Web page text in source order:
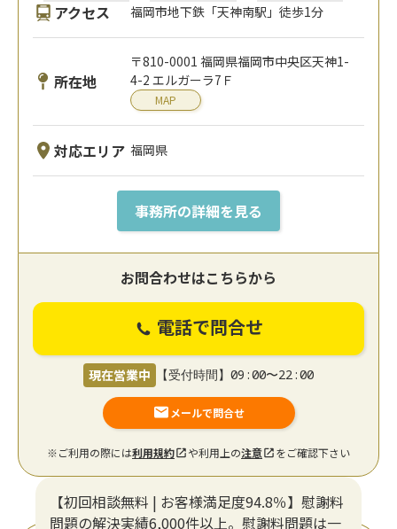
アクセス 福岡市地下鉄「天神南駅」徒歩1分
所在地
〒810-0001 福岡県福岡市中央区天神1-
4-2 エルガーラ7Ｆ
MAP
対応エリア 福岡県
事務所の詳細を見る
お問合わせはこちらから
電話で問合せ
現在営業中 【受付時間】09:00〜22:00
メールで問合せ
※ご利用の際には利用規約 や利用上の注意 をご確認下さい
【初回相談無料 | お客様満足度94.8％】慰謝料
問題の解決実績6,000件以上。慰謝料問題は一